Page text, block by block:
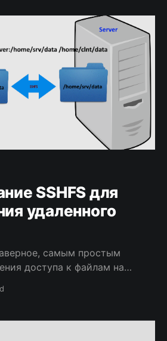
SSHFS для
удаленного
самым простым
доступа к файлам на